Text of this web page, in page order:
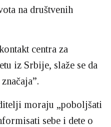
na društvenih
centra za
iz Srbije, slaže se da
moraju „poboljšati
sebe i dete o